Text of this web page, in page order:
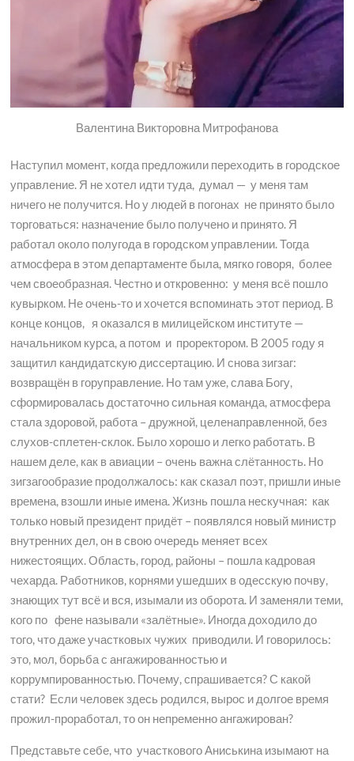
Валентина Викторовна Митрофанова
Наступил момент, когда предложили переходить в городское
управление. Я не хотел идти туда, думал — у меня там
ничего не получится. Но у людей в погонах не принято было
торговаться: назначение было получено и принято. Я
работал около полугода в городском управлении. Тогда
атмосфера в этом департаменте была, мягко говоря, более
чем своеобразная. Честно и откровенно: у меня всё пошло
кувырком. Не очень-то и хочется вспоминать этот период. В
конце концов, я оказался в милицейском институте —
начальником курса, а потом и проректором. В 2005 году я
защитил кандидатскую диссертацию. И снова зигзаг:
возвращён в горуправление. Но там уже, слава Богу,
сформировалась достаточно сильная команда, атмосфера
стала здоровой, работа – дружной, целенаправленной, без
слухов-сплетен-склок. Было хорошо и легко работать. В
нашем деле, как в авиации – очень важна слётанность. Но
зигзагообразие продолжалось: как сказал поэт, пришли иные
времена, взошли иные имена. Жизнь пошла нескучная: как
только новый президент придёт – появлялся новый министр
внутренних дел, он в свою очередь меняет всех
нижестоящих. Область, город, районы – пошла кадровая
чехарда. Работников, корнями ушедших в одесскую почву,
знающих тут всё и вся, изымали из оборота. И заменяли теми,
кого по фене называли «залётные». Иногда доходило до
того, что даже участковых чужих приводили. И говорилось:
это, мол, борьба с ангажированностью и
коррумпированностью. Почему, спрашивается? С какой
стати? Если человек здесь родился, вырос и долгое время
прожил-проработал, то он непременно ангажирован?
Представьте себе, что участкового Аниськина изымают на